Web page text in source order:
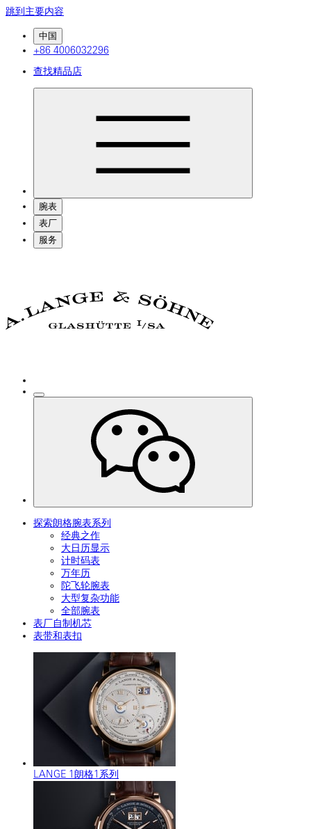
跳到主要内容
中国
+86 4006032296
查找精品店
腕表
表厂
服务
探索朗格腕表系列
经典之作
大日历显示
计时码表
万年历
陀飞轮腕表
大型复杂功能
全部腕表
表厂自制机芯
表带和表扣
LANGE 1朗格1系列